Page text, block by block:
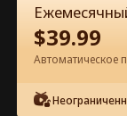
Эпизод
$39.99
Автоматическое